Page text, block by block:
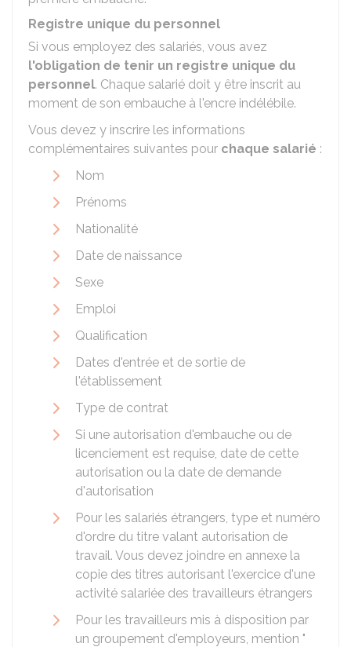
Registre unique du personnel
Si vous employez des salariés, vous avez
l'obligation de tenir un registre unique du
personnel. Chaque salarié doit y être inscrit au
moment de son embauche à l'encre indélébile.
Vous devez y inscrire les informations
complémentaires suivantes pour chaque salarié :
Nom
Prénoms
Nationalité
Date de naissance
Sexe
Emploi
Qualification
Dates d'entrée et de sortie de
l'établissement
Type de contrat
Si une autorisation d'embauche ou de
licenciement est requise, date de cette
autorisation ou la date de demande
d'autorisation
Pour les salariés étrangers, type et numéro
d'ordre du titre valant autorisation de
travail. Vous devez joindre en annexe la
copie des titres autorisant l'exercice d'une
activité salariée des travailleurs étrangers
Pour les travailleurs mis à disposition par
un groupement d'employeurs, mention "